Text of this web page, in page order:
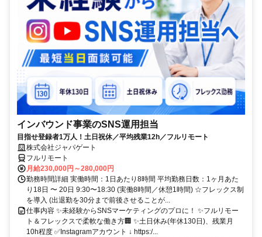
インバウンド事業のSNS運用担当
目指せ登録者1万人！土日祝休／平均残業12h／フルリモート
株式会社ジャパゲート
フルリモート
月給230,000円～280,000円
勤務時間詳細 実働時間：1日あたり8時間 平均勤務日数：1ヶ月あた
り18日 〜 20日 9:30〜18:30 (実働8時間／休憩1時間) ☆フレックス制
を導入 (出退勤を30分まで前後させることが...
仕事内容 ✨未経験からSNSマーケティングのプロに！ ✨フルリモー
ト＆フレックスで柔軟な働き方🏢 ✨土日休み(年休130日)、残業月
10h程度 ✅Instagramアカウント ↓ https:/...